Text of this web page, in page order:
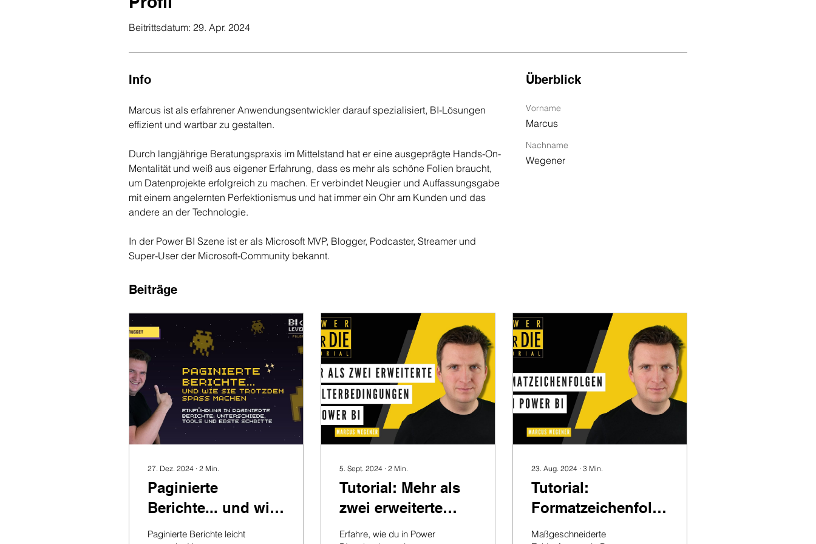
Beitrittsdatum: 29. Apr. 2024
Info
Marcus ist als erfahrener Anwendungsentwickler darauf spezialisiert, BI-Lösungen
effizient und wartbar zu gestalten.
Durch langjährige Beratungspraxis im Mittelstand hat er eine ausgeprägte Hands-On-
Mentalität und weiß aus eigener Erfahrung, dass es mehr als schöne Folien braucht,
um Datenprojekte erfolgreich zu machen. Er verbindet Neugier und Auffassungsgabe
mit einem angelernten Perfektionismus und hat immer ein Ohr am Kunden und das
andere an der Technologie.
In der Power BI Szene ist er als Microsoft MVP, Blogger, Podcaster, Streamer und
Super-User der Microsoft-Community bekannt.
Überblick
Vorname
Marcus
Nachname
Wegener
Beiträge
27. Dez. 2024 ∙ 2 Min.
Paginierte
Berichte... und wie
sie trotzdem Spaß
Paginierte Berichte leicht
5. Sept. 2024 ∙ 2 Min.
Tutorial: Mehr als
zwei erweiterte
Filterbedingungen
Erfahre, wie du in Power
23. Aug. 2024 ∙ 3 Min.
Tutorial:
Formatzeichenfolge
in Power BI
Maßgeschneiderte